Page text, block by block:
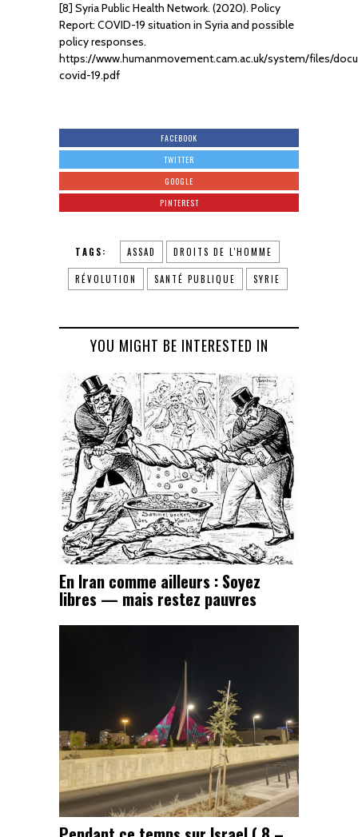
[8] Syria Public Health Network. (2020). Policy
Report: COVID-19 situation in Syria and possible
policy responses.
https://www.humanmovement.cam.ac.uk/system/files/
covid-19.pdf
FACEBOOK
TWITTER
GOOGLE
PINTEREST
TAGS: ASSAD DROITS DE L'HOMME
RÉVOLUTION SANTÉ PUBLIQUE SYRIE
YOU MIGHT BE INTERESTED IN
En Iran comme ailleurs : Soyez
libres — mais restez pauvres